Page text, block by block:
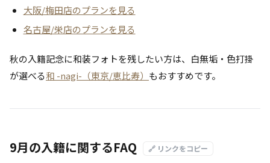
大阪/梅田店のプランを見る
名古屋/栄店のプランを見る
秋の入籍記念に和装フォトを残したい方は、白無垢・色打掛
が選べる和 -nagi-（東京/恵比寿） もおすすめです。
9月の入籍に関するFAQ 🔗 リンクをコピー